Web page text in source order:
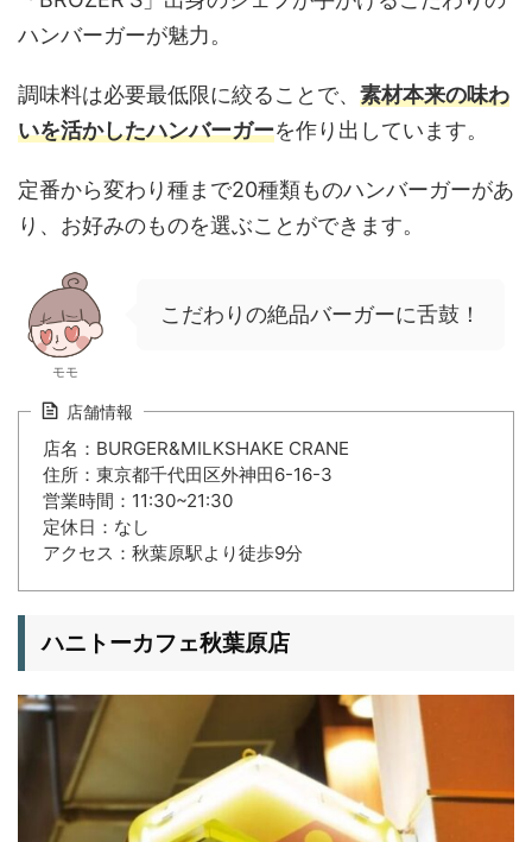
ハンバーガーが魅力。
調味料は必要最低限に絞ることで、 素材本来の味わ
いを活かしたハンバーガーを作り出しています。
定番から変わり種まで20種類ものハンバーガーがあ
り、お好みのものを選ぶことができます。
モモ
こだわりの絶品バーガーに舌鼓！
店舗情報
店名：BURGER&MILKSHAKE CRANE
住所：東京都千代田区外神田6-16-3
営業時間：11:30~21:30
定休日：なし
アクセス：秋葉原駅より徒歩9分
ハニトーカフェ秋葉原店